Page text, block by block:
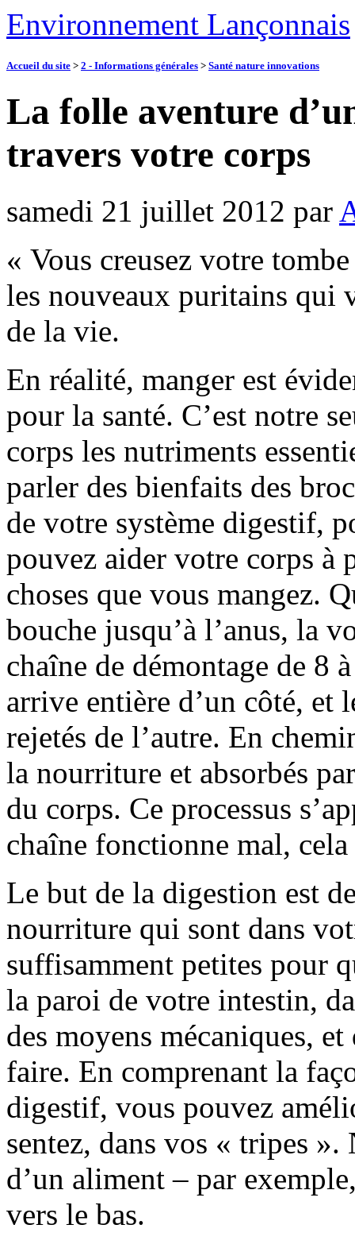
Environnement Lançonnais
Accueil du site > 2 - Informations générales > Santé nature innovations
La folle aventure
travers votre corps
samedi 21 juillet 2012 par
« Vous creusez votre
les nouveaux puritains qui
de la vie.
En réalité, manger est
pour la santé. C’est notre
corps les nutriments
parler des bienfaits des
de votre système digestif,
pouvez aider votre corps à
choses que vous mangez.
bouche jusqu’à l’anus, la
chaîne de démontage de 8
arrive entière d’un côté, et
rejetés de l’autre. En
la nourriture et absorbés
du corps. Ce processus
chaîne fonctionne mal,
Le but de la digestion est
nourriture qui sont dans
suffisamment petites pour
la paroi de votre intestin,
des moyens mécaniques,
faire. En comprenant la
digestif, vous pouvez
sentez, dans vos « tripes
d’un aliment – par
vers le bas.